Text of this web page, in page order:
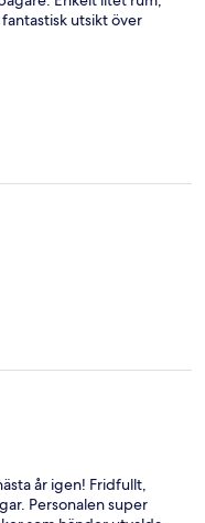
utsikt över
år igen! Fridfullt,
Personalen super